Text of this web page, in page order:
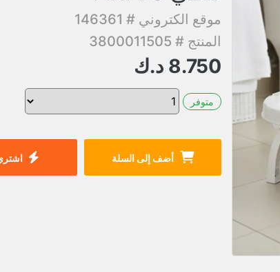
موقع الكتروني # 146361
المنتج # 3800011505
8.750 د.ك
متوفر
أضف إلى السلة